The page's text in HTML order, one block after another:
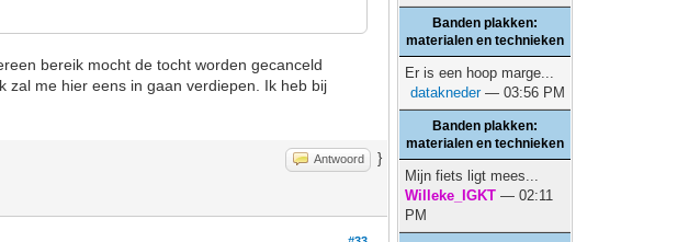
bereik mocht de tocht worden gecanceld
zal me hier eens in gaan verdiepen. Ik heb bij
Antwoord }
Banden plakken:
materialen en technieken
Er is een hoop marge...
datakneder— 03:56 PM
Banden plakken:
materialen en technieken
Mijn fiets ligt mees...
Willeke_IGKT — 02:11
PM